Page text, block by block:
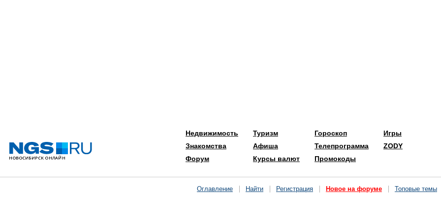
Недвижимость
Знакомства
Форум
Туризм
Афиша
Курсы валют
Гороскоп
Телепрограмма
Промокоды
Игры
ZODY
Оглавление Найти Регистрация Новое на форуме Топовые темы